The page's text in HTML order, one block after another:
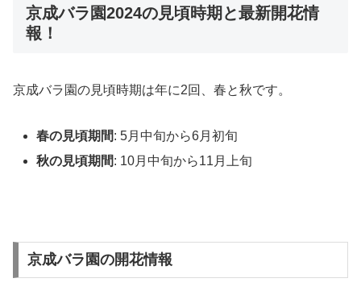
京成バラ園2024の見頃時期と最新開花情
報！
京成バラ園の見頃時期は年に2回、春と秋です。
春の見頃期間: 5月中旬から6月初旬
秋の見頃期間: 10月中旬から11月上旬
京成バラ園の開花情報